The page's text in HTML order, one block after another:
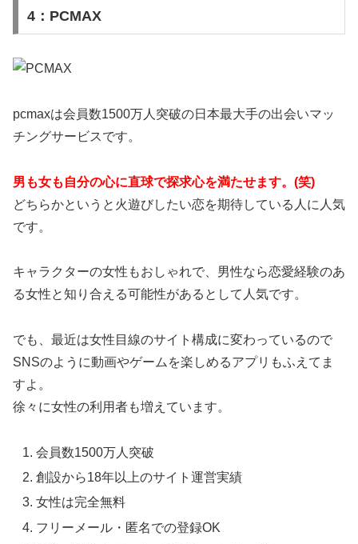
4：PCMAX
pcmaxは会員数1500万人突破の日本最大手の出会いマッ
チングサービスです。
男も女も自分の心に直球で探求心を満たせます。(笑)
どちらかというと火遊びしたい恋を期待している人に人気
です。
キャラクターの女性もおしゃれで、男性なら恋愛経験のあ
る女性と知り合える可能性があるとして人気です。
でも、最近は女性目線のサイト構成に変わっているので
SNSのように動画やゲームを楽しめるアプリもふえてま
すよ。
徐々に女性の利用者も増えています。
会員数1500万人突破
創設から18年以上のサイト運営実績
女性は完全無料
フリーメール・匿名での登録OK